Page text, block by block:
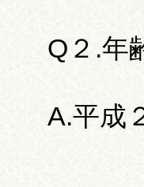
Q２.年
A.平成